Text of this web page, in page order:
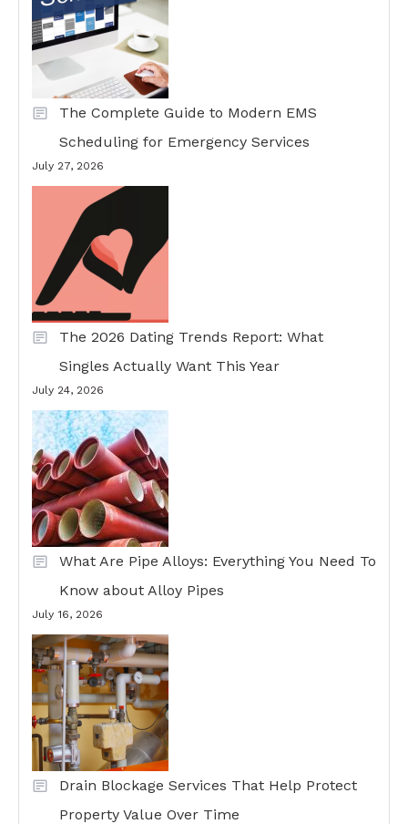
The Complete Guide to Modern EMS
Scheduling for Emergency Services
July 27, 2026
The 2026 Dating Trends Report: What
Singles Actually Want This Year
July 24, 2026
What Are Pipe Alloys: Everything You Need To
Know about Alloy Pipes
July 16, 2026
Drain Blockage Services That Help Protect
Property Value Over Time